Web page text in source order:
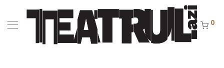
0